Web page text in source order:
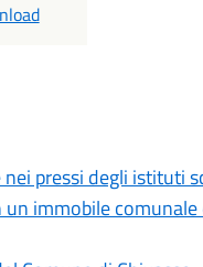
pressi degli istituti
immobile